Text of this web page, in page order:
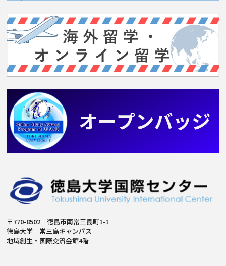
〒770-8502 徳島市南常三島町1-1
徳島大学 常三島キャンパス
地域創生・国際交流会館4階